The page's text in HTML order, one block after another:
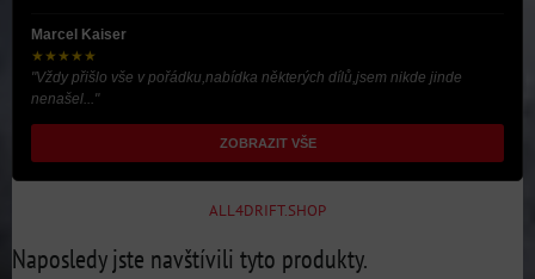
Marcel Kaiser
★★★★★
"Vždy přišlo vše v pořádku,nabídka některých dílů,jsem nikde jinde
nenašel..."
ZOBRAZIT VŠE
ALL4DRIFT.SHOP
Naposledy jste navštívili tyto produkty.